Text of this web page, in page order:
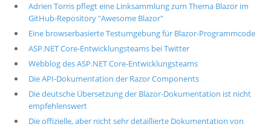
Adrien Torris pflegt eine Linksammlung zum Thema Blazor im
GitHub-Repository "Awesome Blazor"
Eine browserbasierte Testumgebung für Blazor-Programmcode
ASP.NET Core-Entwicklungsteams bei Twitter
Webblog des ASP.NET Core-Entwicklungsteams
Die API-Dokumentation der Razor Components
Die deutsche Übersetzung der Blazor-Dokumentation ist nicht
empfehlenswert
Die offizielle, aber nicht sehr detaillierte Dokumentation von